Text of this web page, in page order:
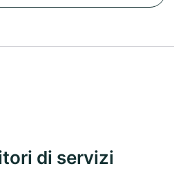
di servizi